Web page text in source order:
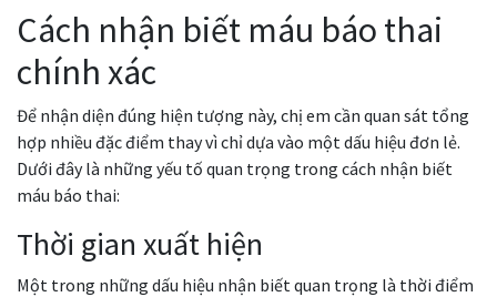
Cách nhận biết máu báo thai
chính xác
Để nhận diện đúng hiện tượng này, chị em cần quan sát tổng
hợp nhiều đặc điểm thay vì chỉ dựa vào một dấu hiệu đơn lẻ.
Dưới đây là những yếu tố quan trọng trong cách nhận biết
máu báo thai:
Thời gian xuất hiện
Một trong những dấu hiệu nhận biết quan trọng là thời điểm